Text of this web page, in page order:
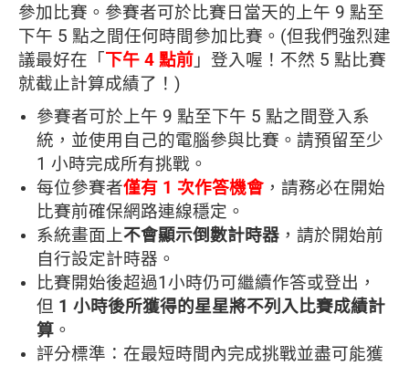
參加比賽。參賽者可於比賽日當天的上午 9 點至
下午 5 點之間任何時間參加比賽。(但我們強烈建
議最好在「 下午 4 點前 」登入喔！不然 5 點比賽
就截止計算成績了！)
參賽者可於上午 9 點至下午 5 點之間登入系
統，並使用自己的電腦參與比賽。請預留至少
1 小時完成所有挑戰。
每位參賽者僅有 1 次作答機會 ，請務必在開始
比賽前確保網路連線穩定。
系統畫面上不會顯示倒數計時器 ，請於開始前
自行設定計時器。
比賽開始後超過1小時仍可繼續作答或登出，
但 1 小時後所獲得的星星將不列入比賽成績計
算 。
評分標準：在最短時間內完成挑戰並盡可能獲